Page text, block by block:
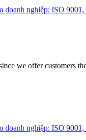
we offer customers